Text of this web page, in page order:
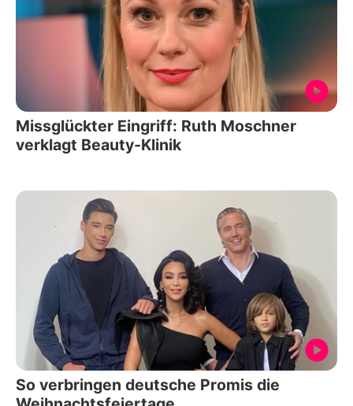
Missglückter Eingriff: Ruth Moschner
verklagt Beauty-Klinik
So verbringen deutsche Promis die